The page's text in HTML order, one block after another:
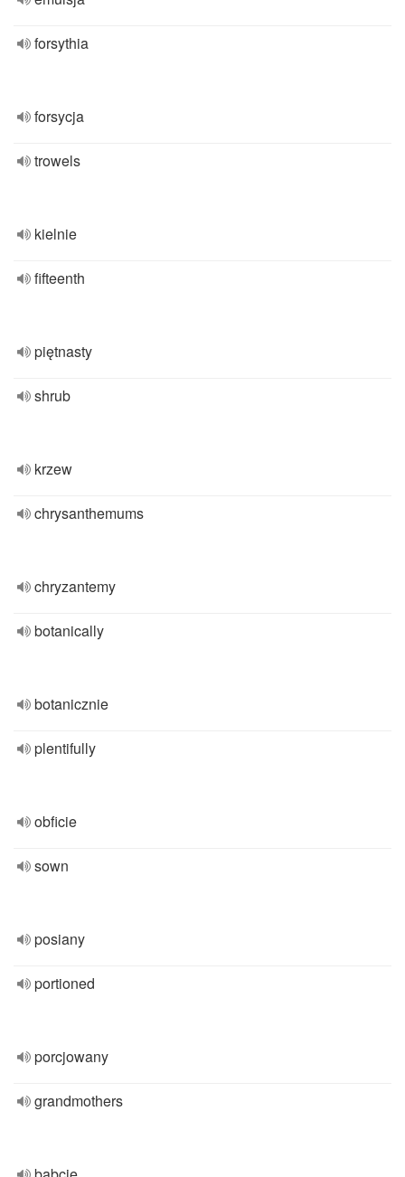
forsythia
forsycja
trowels
kielnie
fifteenth
piętnasty
shrub
krzew
chrysanthemums
chryzantemy
botanically
botanicznie
plentifully
obficie
sown
posiany
portioned
porcjowany
grandmothers